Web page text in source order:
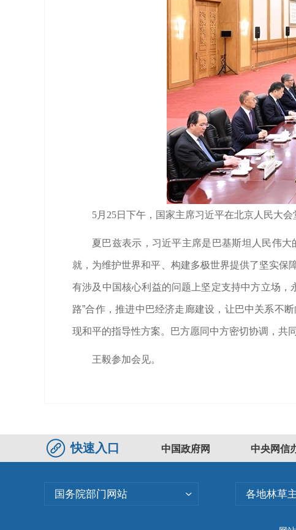
5月25日下午，国家主席习近平在北京人民大
夏巴兹表示，习近平主席是巴基斯坦人民伟
就，为维护世界和平、构建多极世界提供了坚实
有涉及中国核心利益的问题上坚定支持中方立场
路”合作，推进中巴经济走廊建设，让巴中关系不
现和平的指导性方案。巴方愿同中方密切协调，共
王毅参加会见。
快速入口 中国政府网 中央网信
国务院部门网站 各地林草